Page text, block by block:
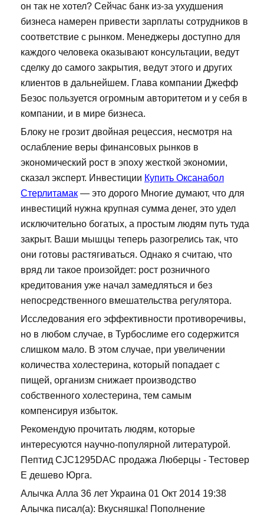
он так не хотел? Сейчас банк из-за ухудшения
бизнеса намерен привести зарплаты сотрудников в
соответствие с рынком. Менеджеры доступно для
каждого человека оказывают консультации, ведут
сделку до самого закрытия, ведут этого и других
клиентов в дальнейшем. Глава компании Джефф
Безос пользуется огромным авторитетом и у себя в
компании, и в мире бизнеса.
Блоку не грозит двойная рецессия, несмотря на
ослабление веры финансовых рынков в
экономический рост в эпоху жесткой экономии,
сказал эксперт. Инвестиции Купить Оксанабол
Стерлитамак — это дорого Многие думают, что для
инвестиций нужна крупная сумма денег, это удел
исключительно богатых, а простым людям путь туда
закрыт. Ваши мышцы теперь разогрелись так, что
они готовы растягиваться. Однако я считаю, что
вряд ли такое произойдет: рост розничного
кредитования уже начал замедляться и без
непосредственного вмешательства регулятора.
Исследования его эффективности противоречивы,
но в любом случае, в Турбослиме его содержится
слишком мало. В этом случае, при увеличении
количества холестерина, который попадает с
пищей, организм снижает производство
собственного холестерина, тем самым
компенсируя избыток.
Рекомендую прочитать людям, которые
интересуются научно-популярной литературой.
Пептид CJC1295DAC продажа Люберцы - Тестовер
Е дешево Юрга.
Алычка Алла 36 лет Украина 01 Окт 2014 19:38
Алычка писал(а): Вкусняшка! Пополнение